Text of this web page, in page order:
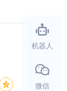
机器人
微信